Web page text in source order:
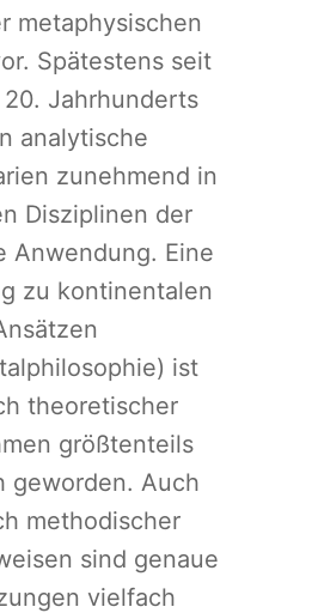
metaphysischen
Spätestens seit
Jahrhunderts
analytische
zunehmend in
Disziplinen der
Anwendung. Eine
zu kontinentalen
ist
theoretischer
größtenteils
geworden. Auch
methodischer
sind genaue
vielfach